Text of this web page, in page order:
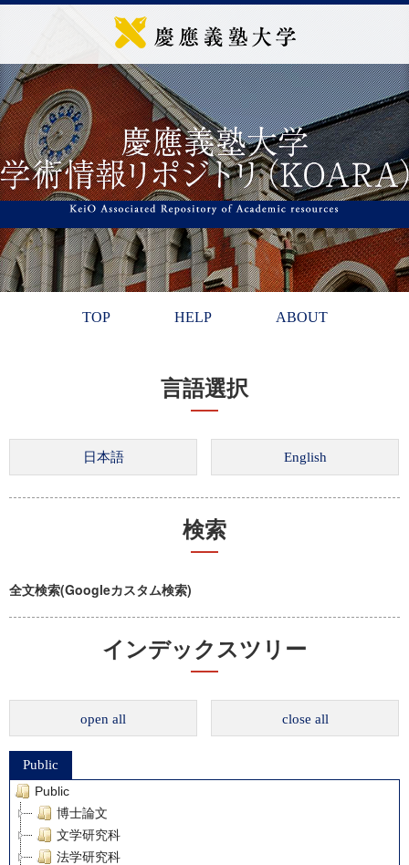
TOP HELP ABOUT
言語選択
検索
全文検索(Googleカスタム検索)
インデックスツリー
open all close all
Public
Public
博士論文
文学研究科
法学研究科